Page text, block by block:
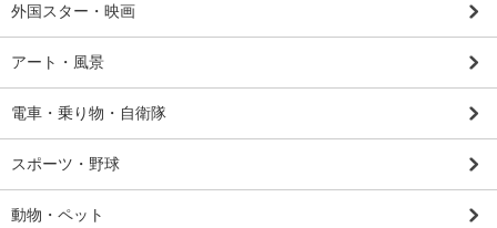
外国スター・映画
アート・風景
電車・乗り物・自衛隊
スポーツ・野球
動物・ペット